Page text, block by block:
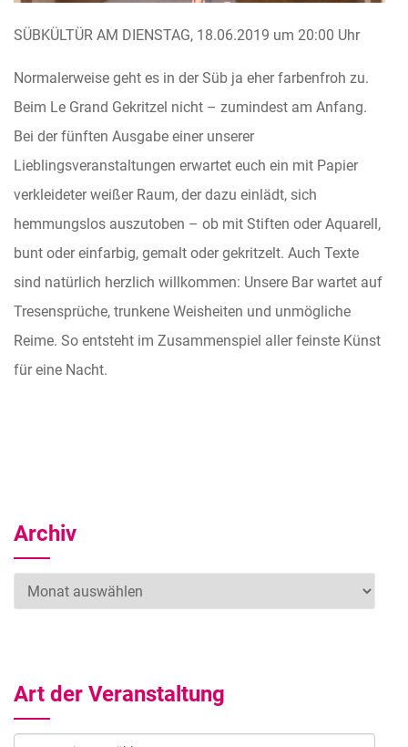
SÜBKÜLTÜR AM DIENSTAG, 18.06.2019 um 20:00 Uhr
Normalerweise geht es in der Süb ja eher farbenfroh zu.
Beim Le Grand Gekritzel nicht – zumindest am Anfang.
Bei der fünften Ausgabe einer unserer
Lieblingsveranstaltungen erwartet euch ein mit Papier
verkleideter weißer Raum, der dazu einlädt, sich
hemmungslos auszutoben – ob mit Stiften oder Aquarell,
bunt oder einfarbig, gemalt oder gekritzelt. Auch Texte
sind natürlich herzlich willkommen: Unsere Bar wartet auf
Tresensprüche, trunkene Weisheiten und unmögliche
Reime. So entsteht im Zusammenspiel aller feinste Künst
für eine Nacht.
Archiv
Archiv
Art der Veranstaltung